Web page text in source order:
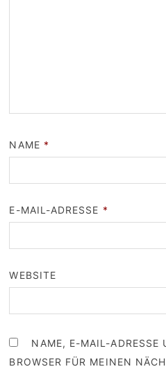
NAME *
E-MAIL-ADRESSE *
WEBSITE
NAME, E-MAIL-ADRESSE
BROWSER FÜR MEINEN